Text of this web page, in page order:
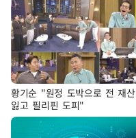
황기순 "원정 도박으로 전 재산
잃고 필리핀 도피"